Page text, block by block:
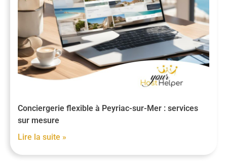
Conciergerie flexible à Peyriac-sur-Mer : services
sur mesure
Lire la suite »